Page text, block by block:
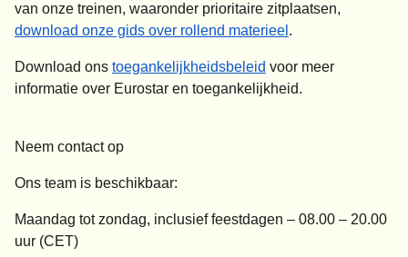
van onze treinen, waaronder prioritaire zitplaatsen,
download onze gids over rollend materieel .
Download ons toegankelijkheidsbeleid opent in een nieuwe
opent een PDF
voor meer
informatie over Eurostar en toegankelijkheid.
Neem contact op
Ons team is beschikbaar:
Maandag tot zondag, inclusief feestdagen – 08.00 – 20.00
uur (CET)